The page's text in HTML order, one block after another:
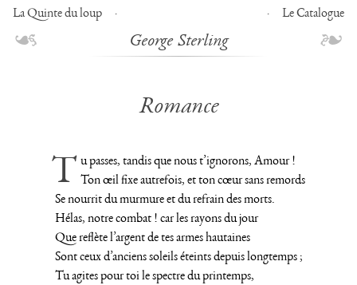
La Quinte du loup Le Catalogue
George Sterling
Romance
Tu passes, tandis que nous t’ignorons, Amour !
Ton œil fixe autrefois, et ton cœur sans remords
Se nourrit du murmure et du refrain des morts.
Hélas, notre combat ! car les rayons du jour
Que reflète l’argent de tes armes hautaines
Sont ceux d’anciens soleils éteints depuis longtemps ;
Tu agites pour toi le spectre du printemps,